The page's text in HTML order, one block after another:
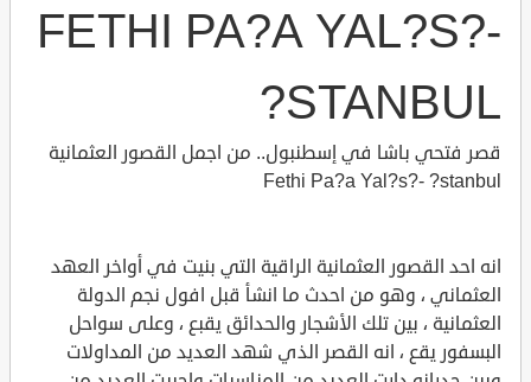
FETHI PA?A YAL?S?-
?STANBUL
قصر فتحي باشا في إسطنبول.. من اجمل القصور العثمانية
Fethi Pa?a Yal?s?- ?stanbul
انه احد القصور العثمانية الراقية التي بنيت في أواخر العهد
العثماني ، وهو من احدث ما انشأ قبل افول نجم الدولة
العثمانية ، بين تلك الأشجار والحدائق يقبع ، وعلى سواحل
البسفور يقع ، انه القصر الذي شهد العديد من المداولات